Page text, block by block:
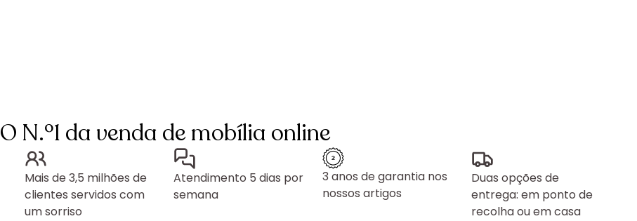
O N.º1 da venda de mobília online
Mais de 3,5 milhões de
clientes servidos com
um sorriso
Atendimento 5 dias por
semana
3 anos de garantia nos
nossos artigos
Duas opções de
entrega: em ponto de
recolha ou em casa